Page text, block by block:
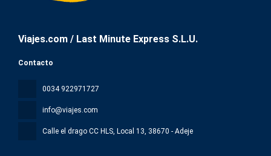
Viajes.com / Last Minute Express S.L.U.
Contacto
0034 922971727
info@viajes.com
Calle el drago CC HLS, Local 13, 38670 - Adeje